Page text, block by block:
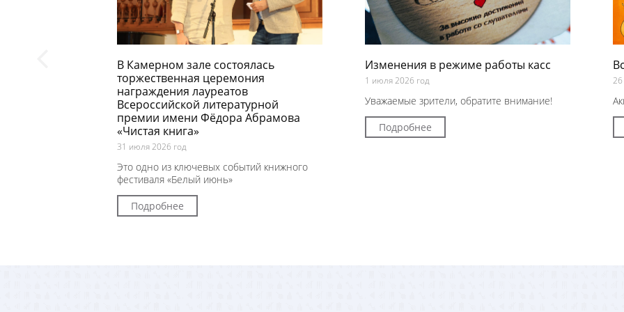
В Камерном зале состоялась
торжественная церемония
награждения лауреатов
Всероссийской литературной
премии имени Фёдора Абрамова
«Чистая книга»
31 июля 2026 год
Это одно из ключевых событий книжного
фестиваля «Белый июнь»
Подробнее
Изменения в режиме работы касс
1 июля 2026 год
Уважаемые зрители, обратите внимание!
Подробнее